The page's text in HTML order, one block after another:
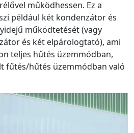
működhessen. Ez a
például két kondenzátor és
működtetését (vagy
és két elpárologtató), ami
teljes hűtés üzemmódban,
fűtés/hűtés üzemmódban való